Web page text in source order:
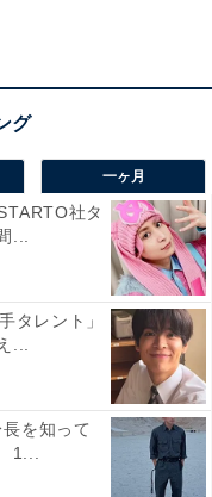
にオンライン飲み
コメントが寄せられ
一ヶ月
社タ
...
タレント」
...
を知って
1...